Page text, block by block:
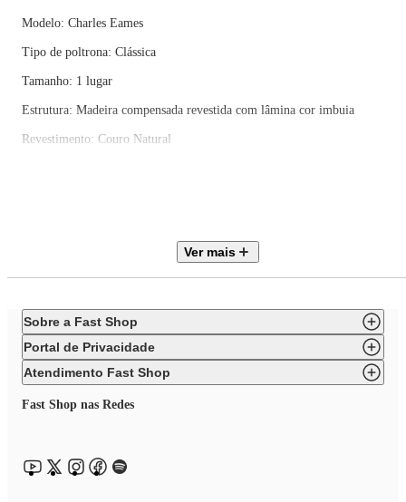
Modelo: Charles Eames
Tipo de poltrona: Clássica
Tamanho: 1 lugar
Estrutura: Madeira compensada revestida com lâmina cor imbuia
Revestimento: Couro Natural
Dimensões do produto: Poltrona: 0,88 m x 0,88 m x 0,82 m (CxPxA)
0,66 m x 0,52m x 0,44 m (CxPxA)
Dimensões da embalagem: Vol I: POLTRONA - 0,98 m x 0,52 m x 0,44
Necessita Montagem: Sim
Nível de montagem: Básico (montagem dos pés)
Ver mais
Sobre a Fast Shop
Portal de Privacidade
Atendimento Fast Shop
Fast Shop nas Redes